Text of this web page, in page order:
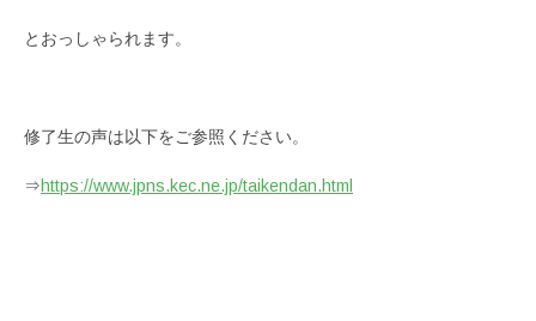
とおっしゃられます。
修了生の声は以下をご参照ください。
⇒https://www.jpns.kec.ne.jp/taikendan.html